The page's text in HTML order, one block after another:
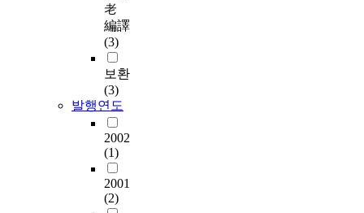
老
編譯
(3)
보환
(3)
발행연도
2002
(1)
2001
(2)